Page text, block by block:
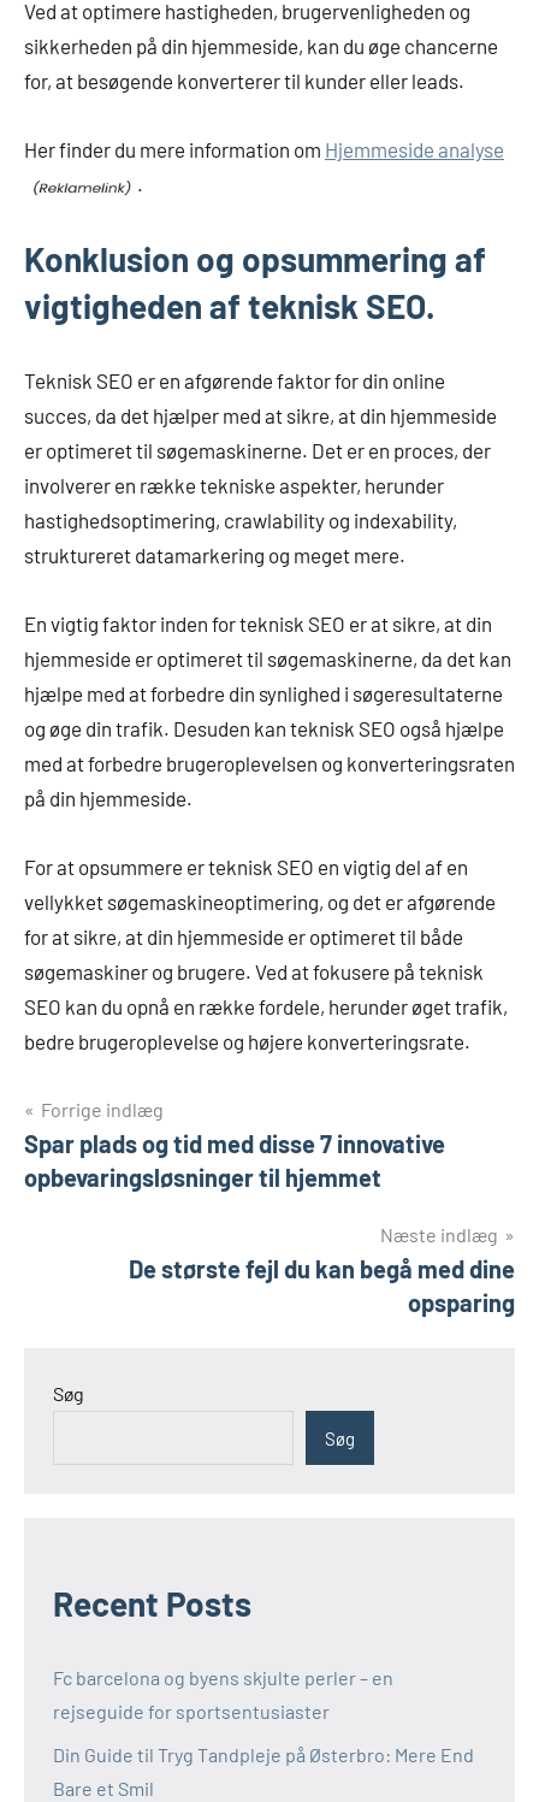
Ved at optimere hastigheden, brugervenligheden og
sikkerheden på din hjemmeside, kan du øge chancerne
for, at besøgende konverterer til kunder eller leads.
Her finder du mere information om Hjemmeside analyse
.
Konklusion og opsummering af
vigtigheden af teknisk SEO.
Teknisk SEO er en afgørende faktor for din online
succes, da det hjælper med at sikre, at din hjemmeside
er optimeret til søgemaskinerne. Det er en proces, der
involverer en række tekniske aspekter, herunder
hastighedsoptimering, crawlability og indexability,
struktureret datamarkering og meget mere.
En vigtig faktor inden for teknisk SEO er at sikre, at din
hjemmeside er optimeret til søgemaskinerne, da det kan
hjælpe med at forbedre din synlighed i søgeresultaterne
og øge din trafik. Desuden kan teknisk SEO også hjælpe
med at forbedre brugeroplevelsen og konverteringsraten
på din hjemmeside.
For at opsummere er teknisk SEO en vigtig del af en
vellykket søgemaskineoptimering, og det er afgørende
for at sikre, at din hjemmeside er optimeret til både
søgemaskiner og brugere. Ved at fokusere på teknisk
SEO kan du opnå en række fordele, herunder øget trafik,
bedre brugeroplevelse og højere konverteringsrate.
Indlægsnavigation
Forrige indlæg
Spar plads og tid med disse 7 innovative
opbevaringsløsninger til hjemmet
Næste indlæg
De største fejl du kan begå med dine
opsparing
Søg
Søg
Recent Posts
Fc barcelona og byens skjulte perler – en
rejseguide for sportsentusiaster
Din Guide til Tryg Tandpleje på Østerbro: Mere End
Bare et Smil